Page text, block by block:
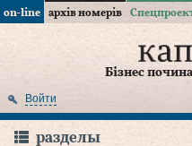
on-line архів номерів
Бізнес
Войти
разделы